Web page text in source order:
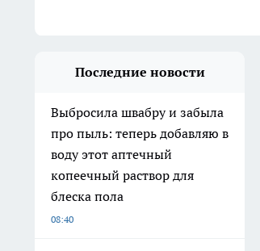
Последние новости
Выбросила швабру и забыла
про пыль: теперь добавляю в
воду этот аптечный
копеечный раствор для
блеска пола
08:40